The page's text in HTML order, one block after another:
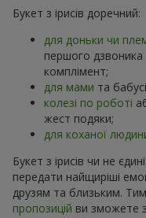
Букет з ірисів доречний:
для доньки чи
першого дзвоника
комплімент;
для мами та
колезі по роботі
жест подяки;
для коханої
Букет з ірисів чи не
передати найщиріші
друзям та близьким.
пропозицій ви зможете